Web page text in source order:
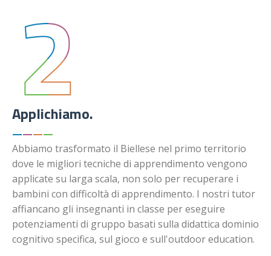
Applichiamo.
————
Abbiamo trasformato il Biellese nel primo territorio
dove le migliori tecniche di apprendimento vengono
applicate su larga scala, non solo per recuperare i
bambini con difficoltà di apprendimento. I nostri tutor
affiancano gli insegnanti in classe per eseguire
potenziamenti di gruppo basati sulla didattica dominio
cognitivo specifica, sul gioco e sull'outdoor education.